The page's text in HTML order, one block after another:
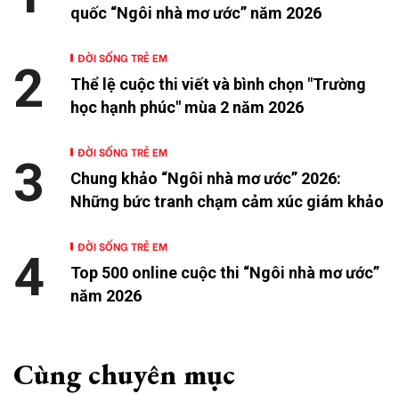
quốc “Ngôi nhà mơ ước” năm 2026
ĐỜI SỐNG TRẺ EM
Thể lệ cuộc thi viết và bình chọn "Trường
học hạnh phúc" mùa 2 năm 2026
2
ĐỜI SỐNG TRẺ EM
Chung khảo “Ngôi nhà mơ ước” 2026:
Những bức tranh chạm cảm xúc giám khảo
3
ĐỜI SỐNG TRẺ EM
Top 500 online cuộc thi “Ngôi nhà mơ ước”
năm 2026
4
Cùng chuyên mục